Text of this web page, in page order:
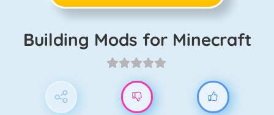
Building Mods for Minecraft